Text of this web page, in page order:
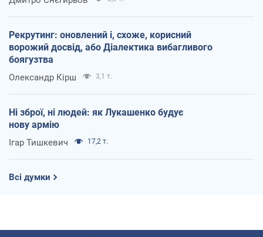
Рекрутинг: оновлений і, схоже, корисний
ворожий досвід, або Діалектика вибагливого
боягузтва
Олександр Кірш 3,1 т.
Ні зброї, ні людей: як Лукашенко будує
нову армію
Ігар Тишкевич 17,2 т.
Всі думки